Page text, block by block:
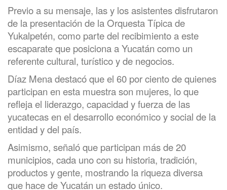
Previo a su mensaje, las y los asistentes disfrutaron
de la presentación de la Orquesta Típica de
Yukalpetén, como parte del recibimiento a este
escaparate que posiciona a Yucatán como un
referente cultural, turístico y de negocios.
Díaz Mena destacó que el 60 por ciento de quienes
participan en esta muestra son mujeres, lo que
refleja el liderazgo, capacidad y fuerza de las
yucatecas en el desarrollo económico y social de la
entidad y del país.
Asimismo, señaló que participan más de 20
municipios, cada uno con su historia, tradición,
productos y gente, mostrando la riqueza diversa
que hace de Yucatán un estado único.